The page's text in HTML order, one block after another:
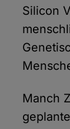
Silicon
Manch